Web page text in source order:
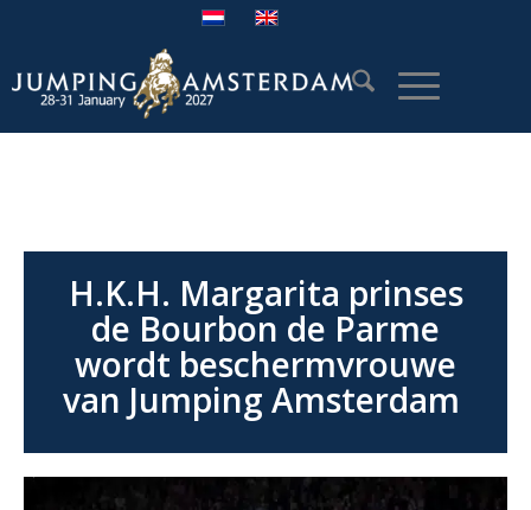
H.K.H. Margarita prinses
de Bourbon de Parme
wordt beschermvrouwe
van Jumping Amsterdam